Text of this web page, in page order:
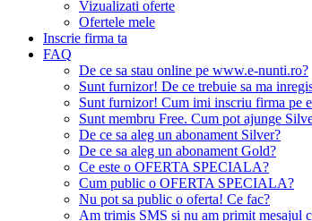
Vizualizati oferte
Ofertele mele
Inscrie firma ta
FAQ
De ce sa stau online pe www.e-nunti.ro?
Sunt furnizor! De ce trebuie sa ma
Sunt furnizor! Cum imi inscriu firma pe
Sunt membru Free. Cum pot ajunge
De ce sa aleg un abonament Silver?
De ce sa aleg un abonament Gold?
Ce este o OFERTA SPECIALA?
Cum public o OFERTA SPECIALA?
Nu pot sa public o oferta! Ce fac?
Am trimis SMS si nu am primit mesajul